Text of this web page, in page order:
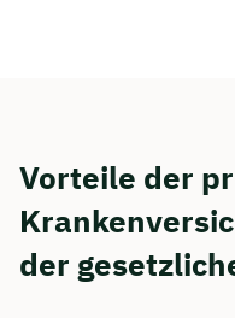
Vorteile der
der